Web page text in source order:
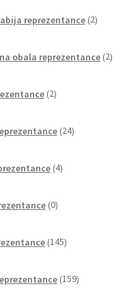
reprezentance 2izdelka
obala reprezentance 2izdelka
2izdelka
24izdelkov
4izdelki
0izdelkov
145izdelkov
159izdelkov